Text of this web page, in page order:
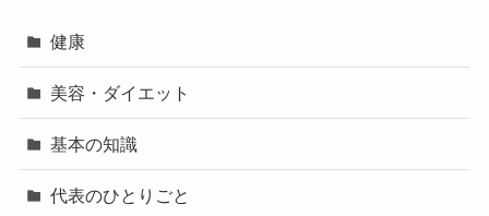
健康
美容・ダイエット
基本の知識
代表のひとりごと